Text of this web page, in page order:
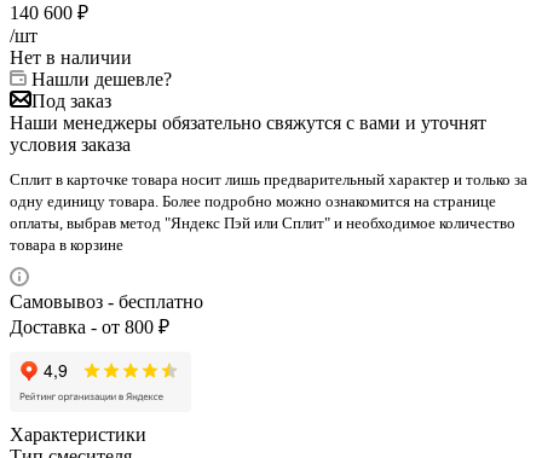
140 600 ₽
/шт
Нет в наличии
Нашли дешевле?
Под заказ
Наши менеджеры обязательно свяжутся с вами и уточнят
условия заказа
Сплит в карточке товара носит лишь предварительный характер и только за
одну единицу товара. Более подробно можно ознакомится на странице
оплаты, выбрав метод "Яндекс Пэй или Сплит" и необходимое количество
товара в корзине
Самовывоз - бесплатно
Доставка - от 800 ₽
Характеристики